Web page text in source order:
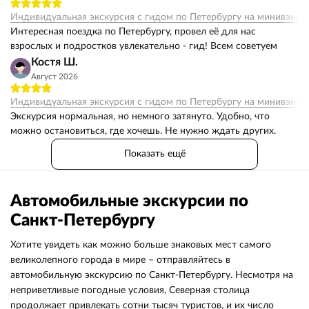
Индивидуальная экскурсия с гидом по Петербургу на минивэне
Интересная поездка по Петербургу, провел её для нас
взрослых и подростков увлекательно - гид! Всем советуем
Костя Ш.
Август 2026
Индивидуальная экскурсия с гидом по Петербургу на минивэне
Экскурсия нормальная, но немного затянуто. Удобно, что
можно остановиться, где хочешь. Не нужно ждать других.
Показать ещё
Автомобильные экскурсии по
Санкт-Петербургу
Хотите увидеть как можно больше знаковых мест самого
великолепного города в мире – отправляйтесь в
автомобильную экскурсию по Санкт-Петербургу. Несмотря на
неприветливые погодные условия, Северная столица
продолжает привлекать сотни тысяч туристов, и их число